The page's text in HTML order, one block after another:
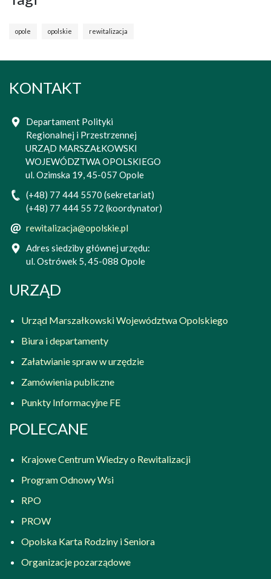
opole opolskie rewitalizacja
KONTAKT
Departament Polityki
Regionalnej i Przestrzennej
URZĄD MARSZAŁKOWSKI
WOJEWÓDZTWA OPOLSKIEGO
ul. Ozimska 19, 45-057 Opole
(+48) 77 444 5570 (sekretariat)
(+48) 77 444 55 72 (koordynator)
rewitalizacja@opolskie.pl
Adres siedziby głównej urzędu:
ul. Ostrówek 5, 45-088 Opole
URZĄD
Urząd Marszałkowski Województwa Opolskiego
Biura i departamenty
Załatwianie spraw w urzędzie
Zamówienia publiczne
Punkty Informacyjne FE
POLECANE
Krajowe Centrum Wiedzy o Rewitalizacji
Program Odnowy Wsi
RPO
PROW
Opolska Karta Rodziny i Seniora
Organizacje pozarządowe